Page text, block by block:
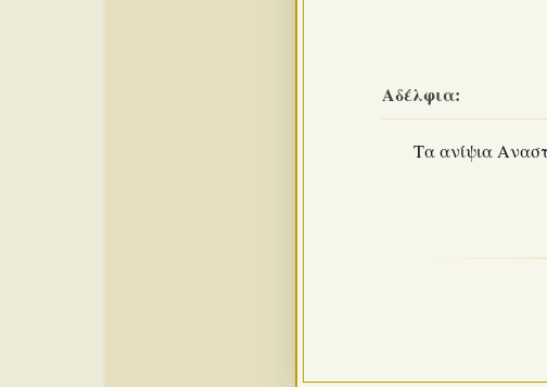
Αδέλφια:
Τα ανίψια